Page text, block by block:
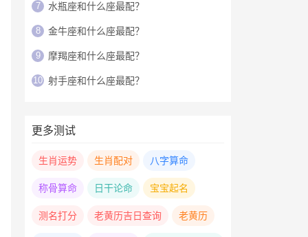
7 水瓶座和什么座最配？
8 金牛座和什么座最配？
9 摩羯座和什么座最配？
10 射手座和什么座最配？
更多测试
生肖运势 生肖配对 八字算命
称骨算命 日干论命 宝宝起名
测名打分 老黄历吉日查询 老黄历